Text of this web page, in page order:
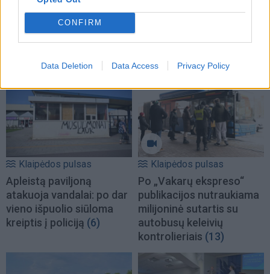
CONFIRM
Data Deletion Data Access Privacy Policy
Fontanas trikdė
gyventojų ramybę naktį:
paaiškėjo priežastis(2)
paplūdimiai – sausakimši
(vaizdo įrašas)
Klaipėdos pulsas
Apleistą paviljoną
atakuoja vandalai: po dar
vieno išpuolio siūloma
kreiptis į policiją (6)
Klaipėdos pulsas
Po „Vakarų ekspreso“
publikacijos nutraukiama
milijoninė sutartis su
autobusų keleivių
kontrolieriais (13)